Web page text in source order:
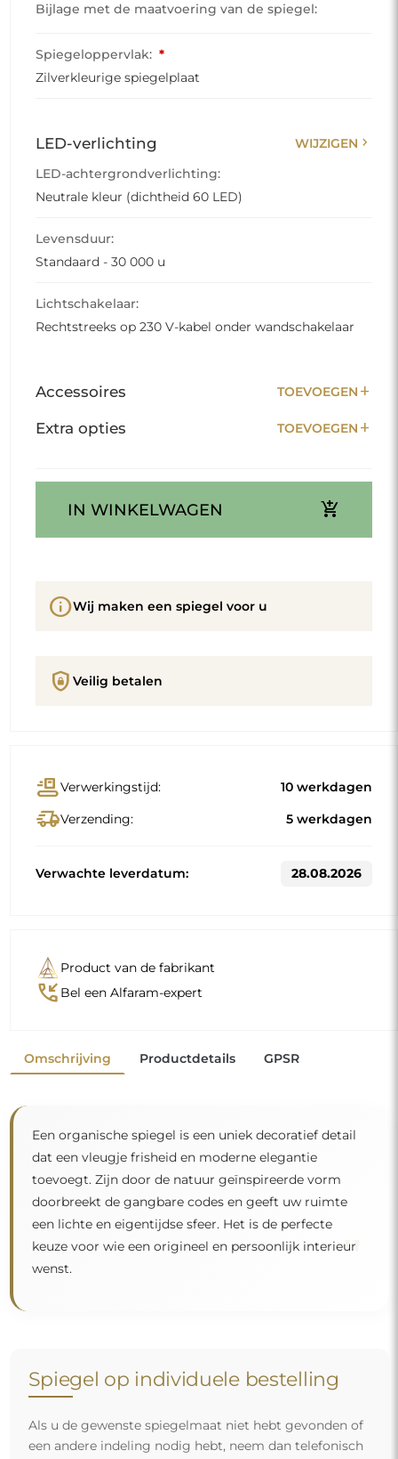
Bijlage met de maatvoering van de spiegel:
Spiegeloppervlak: *
Zilverkleurige spiegelplaat
LED-verlichting WIJZIGEN chevron_right
LED-achtergrondverlichting:
Neutrale kleur (dichtheid 60 LED)
Levensduur:
Standaard - 30 000 u
Lichtschakelaar:
Rechtstreeks op 230 V-kabel onder wandschakelaar
Accessoires TOEVOEGEN add
Extra opties TOEVOEGEN add
IN WINKELWAGEN add_shopping_cart
infoWij maken een spiegel voor u
shield_lock Veilig betalen
conveyor_beltVerwerkingstijd: 10 werkdagen
delivery_truck_speedVerzending: 5 werkdagen
Verwachte leverdatum: 28.08.2026
Product van de fabrikant
phone_callback Bel een Alfaram-expert
Omschrijving Productdetails GPSR
Een organische spiegel is een uniek decoratief detail
dat een vleugje frisheid en moderne elegantie
toevoegt. Zijn door de natuur geïnspireerde vorm
doorbreekt de gangbare codes en geeft uw ruimte
een lichte en eigentijdse sfeer. Het is de perfecte
keuze voor wie een origineel en persoonlijk interieur
wenst.
"
Spiegel op individuele bestelling
Als u de gewenste spiegelmaat niet hebt gevonden of
een andere indeling nodig hebt, neem dan telefonisch